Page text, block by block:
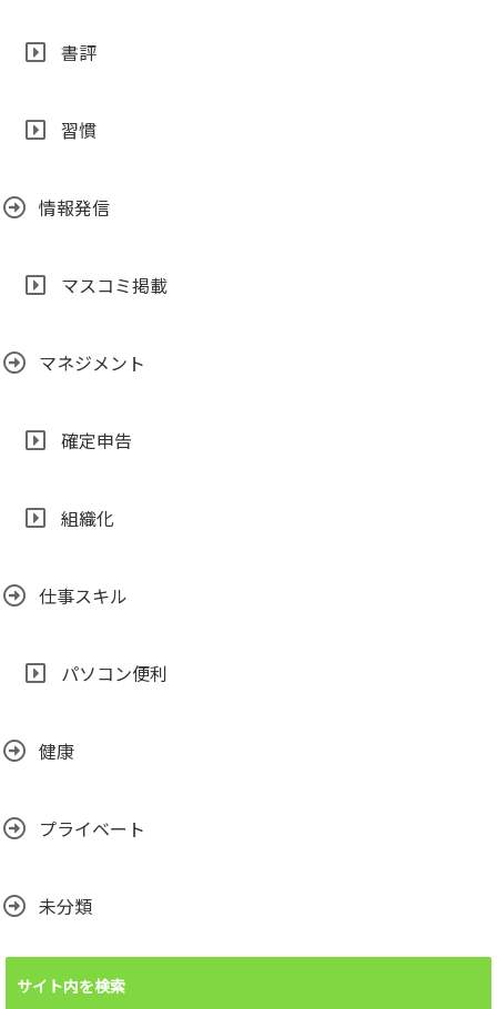
書評
習慣
情報発信
マスコミ掲載
マネジメント
確定申告
組織化
仕事スキル
パソコン便利
健康
プライベート
未分類
サイト内を検索